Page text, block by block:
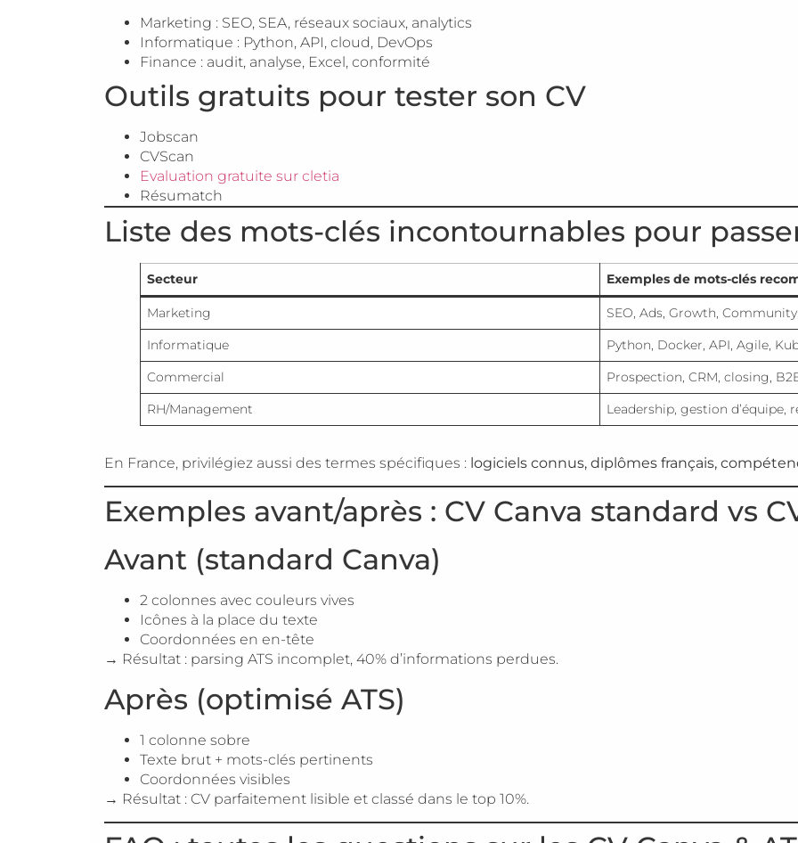
Marketing : SEO, SEA, réseaux sociaux, analytics
Informatique : Python, API, cloud, DevOps
Finance : audit, analyse, Excel, conformité
Outils gratuits pour tester son CV
Jobscan
CVScan
Evaluation gratuite sur cletia
Résumatch
Liste des mots-clés incontournables pour
Secteur Exemples de mots-clés
Marketing
SEO, Ads, Growth,
Informatique
Python, Docker, API, Agile,
Commercial
Prospection, CRM, closing,
RH/Management
Leadership, gestion
En France, privilégiez aussi des termes spécifiques : logiciels connus, diplômes français,
Exemples avant/après : CV Canva standard vs
Avant (standard Canva)
2 colonnes avec couleurs vives
Icônes à la place du texte
Coordonnées en en-tête
→ Résultat : parsing ATS incomplet, 40% d’informations perdues.
Après (optimisé ATS)
1 colonne sobre
Texte brut + mots-clés pertinents
Coordonnées visibles
→ Résultat : CV parfaitement lisible et classé dans le top 10%.